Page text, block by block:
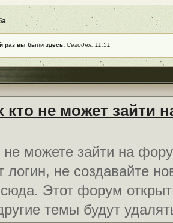
раз вы были здесь: Сегодня, 11:51
кто не может зайти
можете зайти на
логин, не создавайте
Этот форум открыт
темы будут